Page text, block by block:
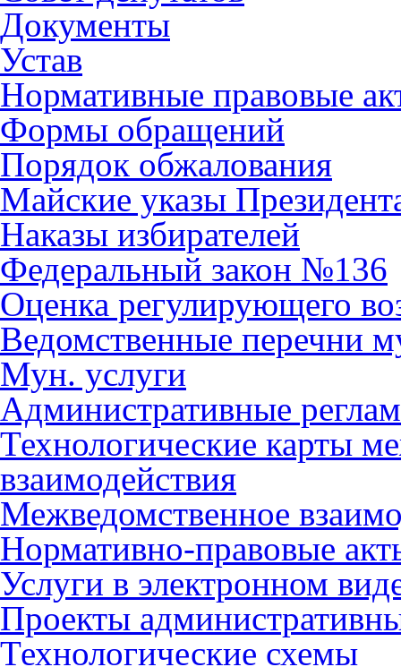
Документы
Устав
Нормативные правовые
Формы обращений
Порядок обжалования
Майские указы
Наказы избирателей
Федеральный закон №136
Оценка регулирующего
Ведомственные перечни
Мун. услуги
Административные
Технологические карты
взаимодействия
Межведомственное
Нормативно-правовые
Услуги в электронном
Проекты
Технологические схемы